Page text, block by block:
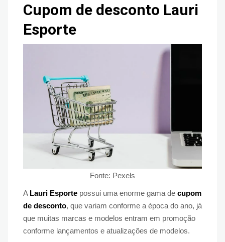
Cupom de desconto Lauri
Esporte
Fonte: Pexels
A Lauri Esporte possui uma enorme gama de cupom
de desconto, que variam conforme a época do ano, já
que muitas marcas e modelos entram em promoção
conforme lançamentos e atualizações de modelos.